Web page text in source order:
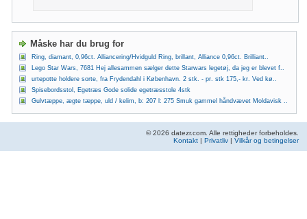
Måske har du brug for
Ring, diamant, 0,96ct. Alliancering/Hvidguld Ring, brillant, Alliance 0,96ct. Brilliant..
Lego Star Wars, 7681 Hej allesammen sælger dette Starwars legetøj, da jeg er blevet f..
urtepotte holdere sorte, fra Frydendahl i København. 2 stk. - pr. stk 175,- kr. Ved kø..
Spisebordsstol, Egetræs Gode solide egetræsstole 4stk
Gulvtæppe, ægte tæppe, uld / kelim, b: 207 l: 275 Smuk gammel håndvævet Moldavisk ..
© 2026 datezr.com. Alle rettigheder forbeholdes.
Kontakt | Privatliv | Vilkår og betingelser